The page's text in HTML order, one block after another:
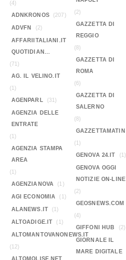
(4)
ADNKRONOS
(207)
ADVFN (2)
AFFARIITALIANI.IT
QUOTIDIAN...
(71)
AG. IL VELINO.IT
(1)
AGENPARL
(31)
AGENZIA DELLE
ENTRATE
(1)
AGENZIA STAMPA
AREA
(1)
AGENZIANOVA
(1)
AGI ECONOMIA (1)
ALANEWS.IT (1)
ALTOADIGE.IT (1)
ALTOMANTOVANONEWS.IT
(12)
(2)
GAZZETTA DI
REGGIO
(8)
GAZZETTA DI
ROMA
(6)
GAZZETTA DI
SALERNO
(8)
GAZZETTAMATIN
(1)
GENOVA 24.IT
(1)
GENOVA OGGI
NOTIZIE ON-LINE
(2)
GEOSNEWS.COM
(4)
GIFFONI HUB
(2)
GIORNALE IL
MARE DIGITALE